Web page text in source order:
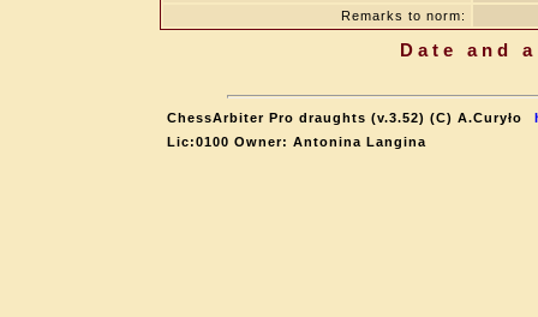
Remarks to norm:
Date and
ChessArbiter Pro draughts (v.3.52) (C) A.Curyło
Lic:0100 Owner: Antonina Langina